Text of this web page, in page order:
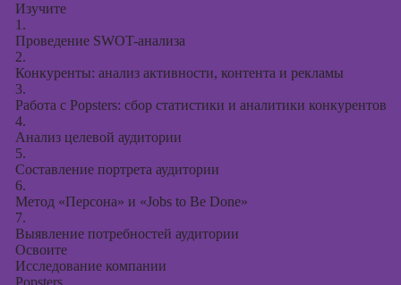
Изучите
1.
Проведение SWOT-анализа
2.
Конкуренты: анализ активности, контента и рекламы
3.
Работа с Popsters: сбор статистики и аналитики конкурентов
4.
Анализ целевой аудитории
5.
Составление портрета аудитории
6.
Метод «Персона» и «Jobs to Be Done»
7.
Выявление потребностей аудитории
Освоите
Исследование компании
Popsters